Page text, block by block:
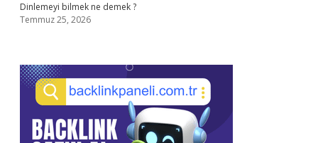
Dinlemeyi bilmek ne demek ?
Temmuz 25, 2026